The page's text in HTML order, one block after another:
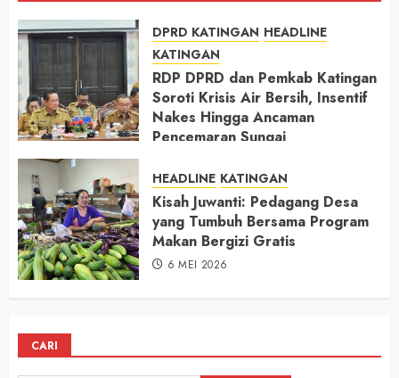
DPRD KATINGAN HEADLINE
KATINGAN
RDP DPRD dan Pemkab Katingan
Soroti Krisis Air Bersih, Insentif
Nakes Hingga Ancaman
Pencemaran Sungai
HEADLINE KATINGAN
Kisah Juwanti: Pedagang Desa
yang Tumbuh Bersama Program
Makan Bergizi Gratis
6 MEI 2026
CARI